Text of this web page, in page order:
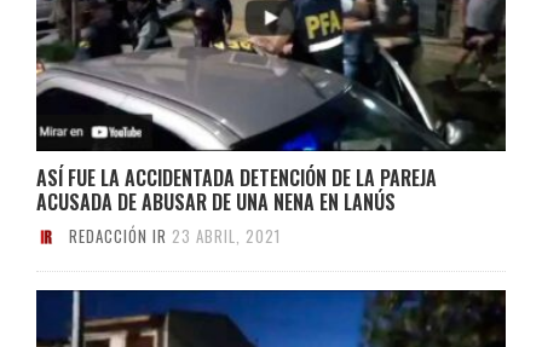
ASÍ FUE LA ACCIDENTADA DETENCIÓN DE LA PAREJA
ACUSADA DE ABUSAR DE UNA NENA EN LANÚS
REDACCIÓN IR 23 ABRIL, 2021